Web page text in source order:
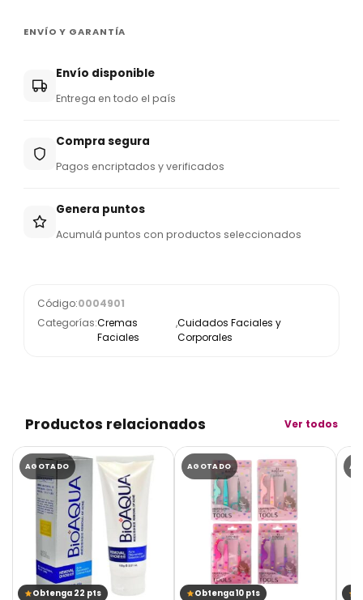
ENVÍO Y GARANTÍA
Envío disponible
Entrega en todo el país
Compra segura
Pagos encriptados y verificados
Genera puntos
Acumulá puntos con productos seleccionados
Código:0004901
Categorías:Cremas
Faciales
,Cuidados Faciales y
Corporales
Productos relacionados Ver todos
AGOTADO
Obtenga 22 pts
AGOTADO
Obtenga 10 pts